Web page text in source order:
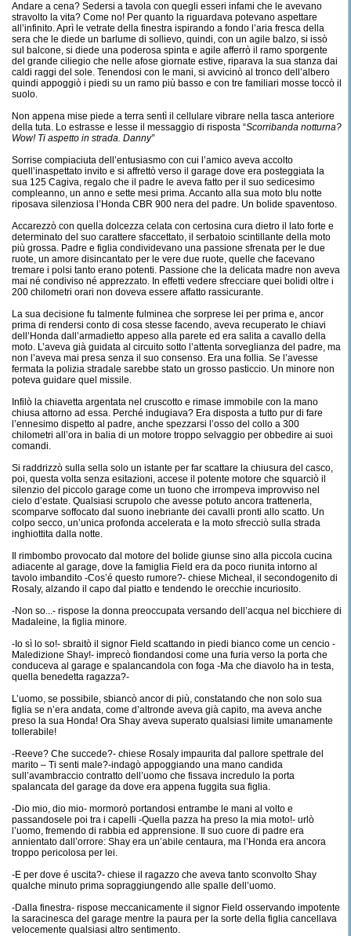
Andare a cena? Sedersi a tavola con quegli esseri infami che le avevano
stravolto la vita? Come no! Per quanto la riguardava potevano aspettare
all’infinito. Aprì le vetrate della finestra ispirando a fondo l’aria fresca della
sera che le diede un barlume di sollievo, quindi, con un agile balzo, si issò
sul balcone, si diede una poderosa spinta e agile afferrò il ramo sporgente
del grande ciliegio che nelle afose giornate estive, riparava la sua stanza dai
caldi raggi del sole. Tenendosi con le mani, si avvicinò al tronco dell’albero
quindi appoggiò i piedi su un ramo più basso e con tre familiari mosse toccò il
suolo.
Non appena mise piede a terra sentì il cellulare vibrare nella tasca anteriore
della tuta. Lo estrasse e lesse il messaggio di risposta “Scorribanda notturna?
Wow! Ti aspetto in strada. Danny”
Sorrise compiaciuta dell’entusiasmo con cui l’amico aveva accolto
quell’inaspettato invito e si affrettò verso il garage dove era posteggiata la
sua 125 Cagiva, regalo che il padre le aveva fatto per il suo sedicesimo
compleanno, un anno e sette mesi prima. Accanto alla sua moto blu notte
riposava silenziosa l’Honda CBR 900 nera del padre. Un bolide spaventoso.
Accarezzò con quella dolcezza celata con certosina cura dietro il lato forte e
determinato del suo carattere sfaccettato, il serbatoio scintillante della moto
più grossa. Padre e figlia condividevano una passione sfrenata per le due
ruote, un amore disincantato per le vere due ruote, quelle che facevano
tremare i polsi tanto erano potenti. Passione che la delicata madre non aveva
mai né condiviso né apprezzato. In effetti vedere sfrecciare quei bolidi oltre i
200 chilometri orari non doveva essere affatto rassicurante.
La sua decisione fu talmente fulminea che sorprese lei per prima e, ancor
prima di rendersi conto di cosa stesse facendo, aveva recuperato le chiavi
dell’Honda dall’armadietto appeso alla parete ed era salita a cavallo della
moto. L’aveva già guidata al circuito sotto l’attenta sorveglianza del padre, ma
non l’aveva mai presa senza il suo consenso. Era una follia. Se l’avesse
fermata la polizia stradale sarebbe stato un grosso pasticcio. Un minore non
poteva guidare quel missile.
Infilò la chiavetta argentata nel cruscotto e rimase immobile con la mano
chiusa attorno ad essa. Perché indugiava? Era disposta a tutto pur di fare
l’ennesimo dispetto al padre, anche spezzarsi l’osso del collo a 300
chilometri all’ora in balia di un motore troppo selvaggio per obbedire ai suoi
comandi.
Si raddrizzò sulla sella solo un istante per far scattare la chiusura del casco,
poi, questa volta senza esitazioni, accese il potente motore che squarciò il
silenzio del piccolo garage come un tuono che irrompeva improvviso nel
cielo d’estate. Qualsiasi scrupolo che avesse potuto ancora trattenerla,
scomparve soffocato dal suono inebriante dei cavalli pronti allo scatto. Un
colpo secco, un’unica profonda accelerata e la moto sfrecciò sulla strada
inghiottita dalla notte.
Il rimbombo provocato dal motore del bolide giunse sino alla piccola cucina
adiacente al garage, dove la famiglia Field era da poco riunita intorno al
tavolo imbandito -Cos’é questo rumore?- chiese Micheal, il secondogenito di
Rosaly, alzando il capo dal piatto e tendendo le orecchie incuriosito.
-Non so...- rispose la donna preoccupata versando dell’acqua nel bicchiere di
Madaleine, la figlia minore.
-Io sì lo so!- sbraitò il signor Field scattando in piedi bianco come un cencio -
Maledizione Shay!- imprecò fiondandosi come una furia verso la porta che
conduceva al garage e spalancandola con foga -Ma che diavolo ha in testa,
quella benedetta ragazza?-
L’uomo, se possibile, sbiancò ancor di più, constatando che non solo sua
figlia se n’era andata, come d’altronde aveva già capito, ma aveva anche
preso la sua Honda! Ora Shay aveva superato qualsiasi limite umanamente
tollerabile!
-Reeve? Che succede?- chiese Rosaly impaurita dal pallore spettrale del
marito – Ti senti male?-indagò appoggiando una mano candida
sull’avambraccio contratto dell’uomo che fissava incredulo la porta
spalancata del garage da dove era appena fuggita sua figlia.
-Dio mio, dio mio- mormorò portandosi entrambe le mani al volto e
passandosele poi tra i capelli -Quella pazza ha preso la mia moto!- urlò
l’uomo, fremendo di rabbia ed apprensione. Il suo cuore di padre era
annientato dall’orrore: Shay era un’abile centaura, ma l’Honda era ancora
troppo pericolosa per lei.
-E per dove é uscita?- chiese il ragazzo che aveva tanto sconvolto Shay
qualche minuto prima sopraggiungendo alle spalle dell’uomo.
-Dalla finestra- rispose meccanicamente il signor Field osservando impotente
la saracinesca del garage mentre la paura per la sorte della figlia cancellava
velocemente qualsiasi altro sentimento.